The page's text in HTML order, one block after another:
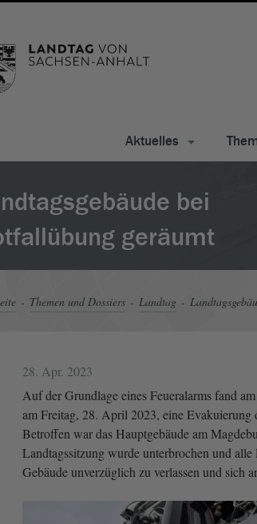
Aktuelles
bei
geräumt
Themen und Dossiers Landtag
28. Apr. 2023
Auf der Grundlage eines Feueralarms fand
am Freitag, 28. April 2023, eine Evakuierung
Betroffen war das Hauptgebäude am
Landtagssitzung wurde unterbrochen und
Gebäude unverzüglich zu verlassen und sich